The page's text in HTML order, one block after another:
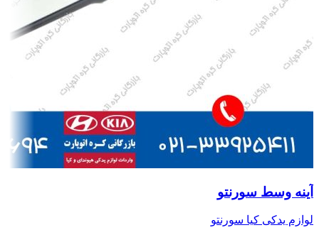
آینه وسط سورنتو
لوازم یدکی کیا سورنتو